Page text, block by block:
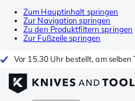
Zum Hauptinhalt springen
Zur Navigation springen
Zu den Produktfiltern springen
Zur Fußzeile springen
Vor 15.30 Uhr bestellt, am selben